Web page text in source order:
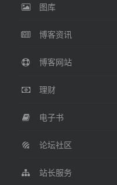
图库
博客资讯
博客网站
理财
电子书
论坛社区
站长服务